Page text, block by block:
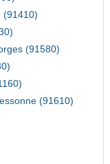
(91410)
(91580)
(91610)